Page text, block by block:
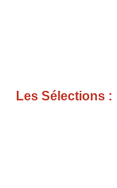
Les Sélections :